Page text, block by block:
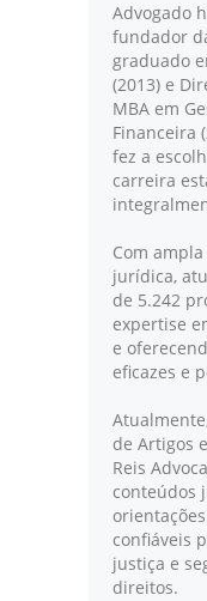
Advogado
fundador
graduado
(2013) e
MBA em
Financeira
fez a
carreira
Com
jurídica,
de 5.242
expertise
e
eficazes e
de Artigos
Reis
conteúdos
confiáveis
justiça e
direitos.